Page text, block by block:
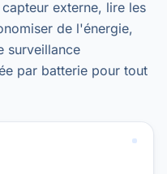
externe, lire les
de l'énergie,
surveillance
par batterie pour tout